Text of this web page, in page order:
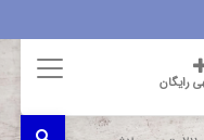
رایگان